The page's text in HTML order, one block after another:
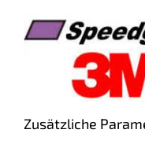
Zusätzliche